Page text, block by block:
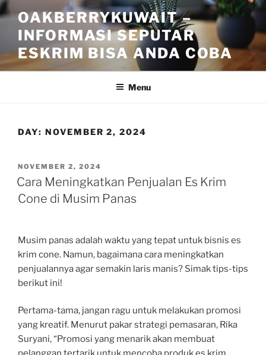
Skip
to
content
OAKBERRYKUWAIT –
INFORMASI SEPUTAR
ESKRIM BISA ANDA COBA
Menu
DAY: NOVEMBER 2, 2024
POSTED
ON
NOVEMBER 2, 2024
Cara Meningkatkan Penjualan Es Krim
Cone di Musim Panas
Musim panas adalah waktu yang tepat untuk bisnis es
krim cone. Namun, bagaimana cara meningkatkan
penjualannya agar semakin laris manis? Simak tips-tips
berikut ini!
Pertama-tama, jangan ragu untuk melakukan promosi
yang kreatif. Menurut pakar strategi pemasaran, Rika
Suryani, “Promosi yang menarik akan membuat